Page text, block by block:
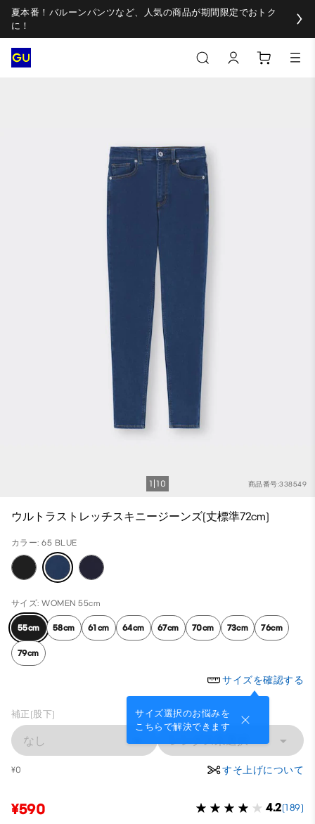
夏本番！バルーンパンツなど、人気の商品が期間限定でおトク
に！
商品番号:338549
1 10
ウルトラストレッチスキニージーンズ(丈標準72cm)
カラー: 65 BLUE
サイズ: WOMEN 55cm
55cm 58cm 61cm 64cm 67cm 70cm 73cm 76cm
79cm
サイズを確認する
サイズ選択のお悩みを
こちらで解決できます
補正(股下)
なし レングス未選択
¥0 すそ上げについて
¥590 4.2(189)